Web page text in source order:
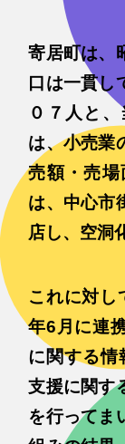
寄居町は、
口は一貫し
０７人と
は、小売業
売額・売
は、中心市
店し、空洞
これに対し
年6月に連
に関する
支援に関す
を行ってま